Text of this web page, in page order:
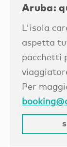
Aruba:
L'isola
aspetta
pacchetti
Per